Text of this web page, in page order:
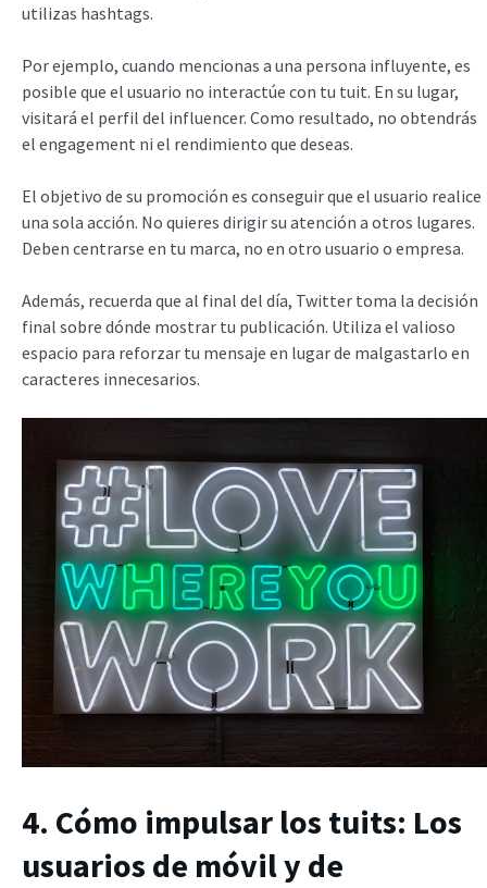
utilizas hashtags.
Por ejemplo, cuando mencionas a una persona influyente, es
posible que el usuario no interactúe con tu tuit. En su lugar,
visitará el perfil del influencer. Como resultado, no obtendrás
el engagement ni el rendimiento que deseas.
El objetivo de su promoción es conseguir que el usuario realice
una sola acción. No quieres dirigir su atención a otros lugares.
Deben centrarse en tu marca, no en otro usuario o empresa.
Además, recuerda que al final del día, Twitter toma la decisión
final sobre dónde mostrar tu publicación. Utiliza el valioso
espacio para reforzar tu mensaje en lugar de malgastarlo en
caracteres innecesarios.
4. Cómo impulsar los tuits: Los
usuarios de móvil y de